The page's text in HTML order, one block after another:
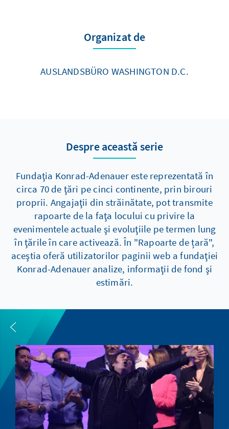
Organizat de
AUSLANDSBÜRO WASHINGTON D.C.
Despre această serie
Fundaţia Konrad-Adenauer este reprezentată în
circa 70 de ţări pe cinci continente, prin birouri
proprii. Angajaţii din străinătate, pot transmite
rapoarte de la faţa locului cu privire la
evenimentele actuale şi evoluţiile pe termen lung
în ţările în care activează. În "Rapoarte de țară",
aceştia oferă utilizatorilor paginii web a fundaţiei
Konrad-Adenauer analize, informaţii de fond şi
estimări.